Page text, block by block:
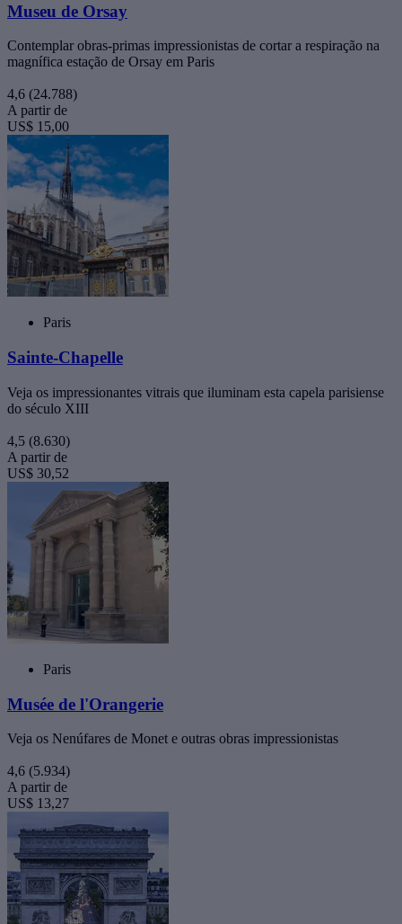
Museu de Orsay
Contemplar obras-primas impressionistas de cortar a respiração na
magnífica estação de Orsay em Paris
4,6 (24.788)
A partir de
US$ 15,00
Paris
Sainte-Chapelle
Veja os impressionantes vitrais que iluminam esta capela parisiense
do século XIII
4,5 (8.630)
A partir de
US$ 30,52
Paris
Musée de l'Orangerie
Veja os Nenúfares de Monet e outras obras impressionistas
4,6 (5.934)
A partir de
US$ 13,27